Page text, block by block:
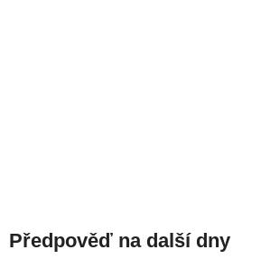
Předpověď na další dny